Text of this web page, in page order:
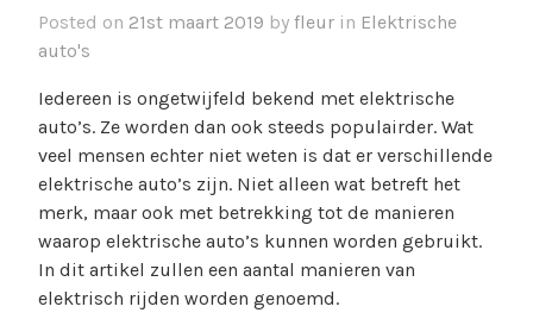
Posted on 21st maart 2019 by fleur in Elektrische
auto's
Iedereen is ongetwijfeld bekend met elektrische
auto’s. Ze worden dan ook steeds populairder. Wat
veel mensen echter niet weten is dat er verschillende
elektrische auto’s zijn. Niet alleen wat betreft het
merk, maar ook met betrekking tot de manieren
waarop elektrische auto’s kunnen worden gebruikt.
In dit artikel zullen een aantal manieren van
elektrisch rijden worden genoemd.